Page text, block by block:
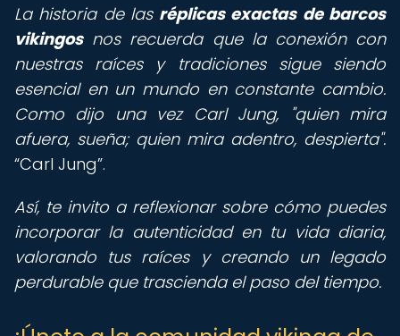
La historia de las réplicas exactas de barcos
vikingosnos recuerda que la conexión con
nuestras raíces y tradiciones sigue siendo
esencial en un mundo en constante cambio.
Como dijo una vez Carl Jung, "quien mira
afuera, sueña; quien mira adentro, despierta".
Carl Jung .
Así, te invito a reflexionar sobre cómo puedes
incorporar la autenticidad en tu vida diaria,
valorando tus raíces y creando un legado
perdurable que trascienda el paso del tiempo.